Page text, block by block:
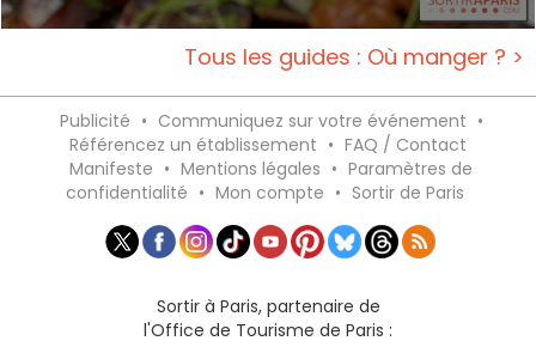
Tous les guides : Où manger ? >
Publicité • Communiquez sur votre événement •
Référencez un établissement • FAQ / Contact
Manifeste • Mentions légales • Paramètres de
confidentialité • Mon compte • Sortir de Paris
Sortir à Paris, partenaire de
l'Office de Tourisme de Paris :